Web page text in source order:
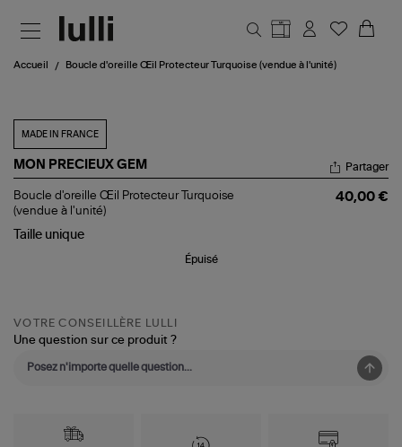
Accueil Boucle d'oreille Œil Protecteur Turquoise (vendue à l'unité)
MADE IN FRANCE
MON PRECIEUX GEM
Boucle
d'oreille
Protecteur
Partager
Boucle d'oreille Œil Protecteur Turquoise
(vendue à l'unité)
40,00 €
Taille unique
Épuisé
VOTRE CONSEILLÈRE LULLI
Une question sur ce produit ?